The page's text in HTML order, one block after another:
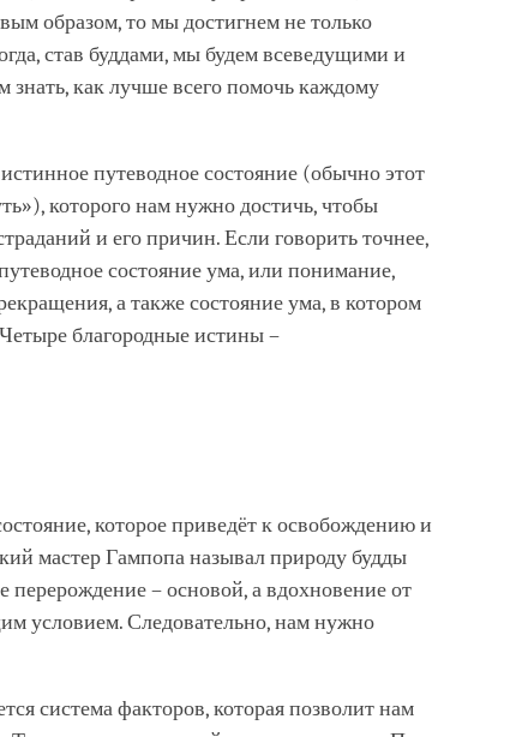
образом, то мы достигнем не только
став буддами, мы будем всеведущими и
знать, как лучше всего помочь каждому
путеводное состояние (обычно этот
которого нам нужно достичь, чтобы
и его причин. Если говорить точнее,
состояние ума, или понимание,
а также состояние ума, в котором
благородные истины –
которое приведёт к освобождению и
мастер Гампопа называл природу будды
перерождение – основой, а вдохновение от
условием. Следовательно, нам нужно
система факторов, которая позволит нам